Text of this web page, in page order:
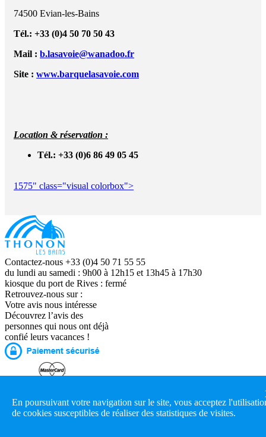
74500 Evian-les-Bains
Tél.: +33 (0)4 50 70 50 43
Mail : b.lasavoie@wanadoo.fr
Site : www.barquelasavoie.com
Location & réservation :
Tél.: +33 (0)6 86 49 05 45
1575" class="visual colorbox">
Contactez-nous +33 (0)4 50 71 55 55
du lundi au samedi : 9h00 à 12h15 et 13h45 à 17h30
kiosque du port de Rives : fermé
Retrouvez-nous sur :
Votre avis nous intéresse
Découvrez l’avis des
personnes qui nous ont déjà
confié leurs vacances !
site
Utilisation des cookies| Conditions Générales
Crédits
Photos - Mentions Légales
En poursuivant votre navigation sur le site, vous acceptez
de cookies susceptibles de réaliser des statistiques de visites.